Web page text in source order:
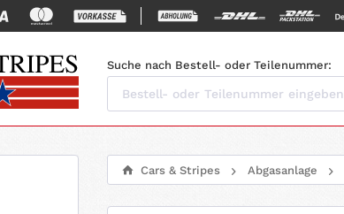
Suche nach Bestell- oder Teilenummer:
Cars & Stripes Abgasanlage